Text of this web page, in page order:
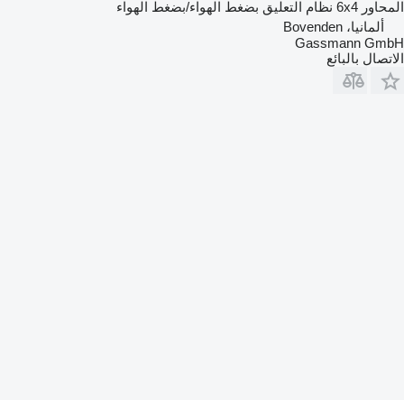
المحاور 6x4 نظام التعليق بضغط الهواء/بضغط الهواء
ألمانيا، Bovenden
Gassmann GmbH
الاتصال بالبائع